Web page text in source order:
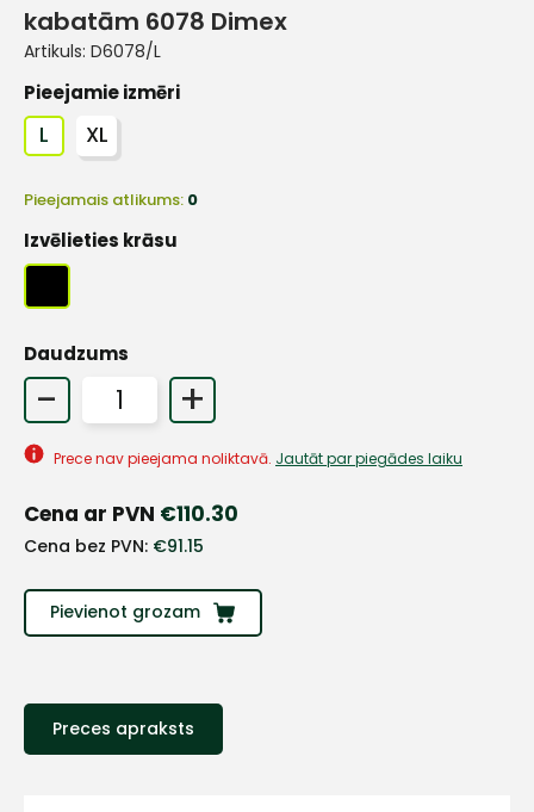
kabatām 6078 Dimex
Artikuls: D6078/L
Pieejamie izmēri
L XL
Pieejamais atlikums: 0
Izvēlieties krāsu
Daudzums
- +
Prece nav pieejama noliktavā. Jautāt par piegādes laiku
Cena ar PVN €110.30
Cena bez PVN: €91.15
Pievienot grozam
Preces apraksts
Sazinies
+